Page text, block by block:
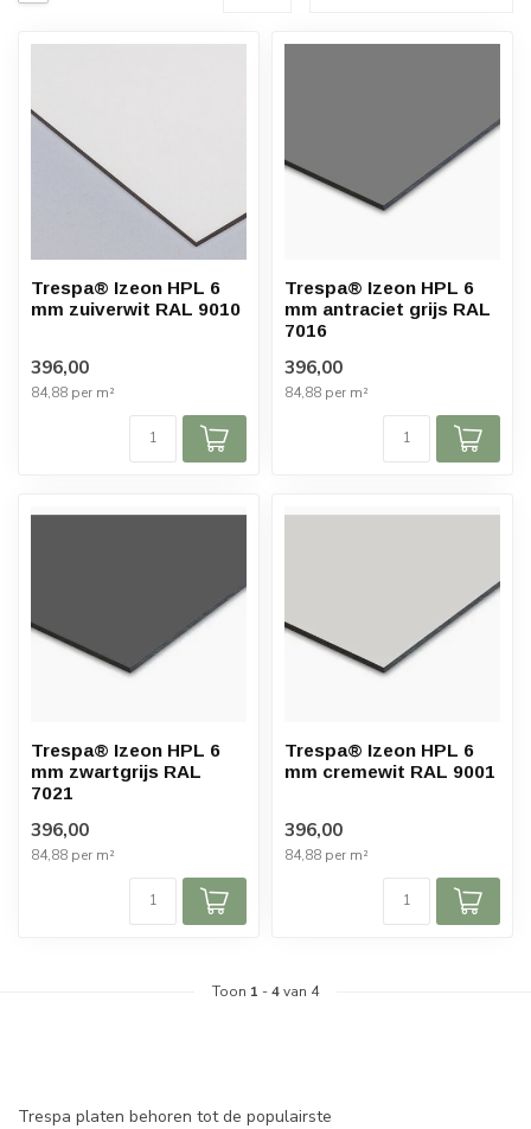
Trespa® Izeon HPL 6
mm zuiverwit RAL 9010
396,00
84,88 per m²
Trespa® Izeon HPL 6
mm antraciet grijs RAL
7016
396,00
84,88 per m²
Trespa® Izeon HPL 6
mm zwartgrijs RAL
7021
396,00
84,88 per m²
Trespa® Izeon HPL 6
mm cremewit RAL 9001
396,00
84,88 per m²
Toon 1 -4van 4
Trespa platen behoren tot de populairste